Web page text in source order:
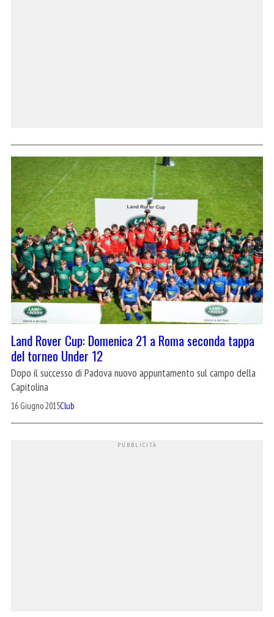
Land Rover Cup: Domenica 21 a Roma seconda tappa
del torneo Under 12
Dopo il successo di Padova nuovo appuntamento sul campo della
Capitolina
16 Giugno 2015Club